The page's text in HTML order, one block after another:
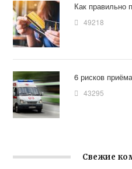
Как правильно
49218
6 рисков
43295
Свежие